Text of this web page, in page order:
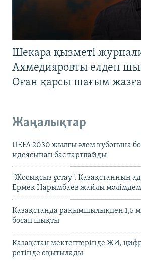
Шекара қызметі
Ахмедияровты елден
Оған қарсы шағым
Жаңалықтар
UEFA 2030 жылғы әлем кубогына
идеясынан бас тартпайды
"Жосықсыз ұстау". Қазақстанның
Ермек Нарымбаев жайлы
Қазақстанда рақымшылықпен 1,5
босап шықты
Қазақстан мектептерінде ЖИ,
ретінде оқытылады